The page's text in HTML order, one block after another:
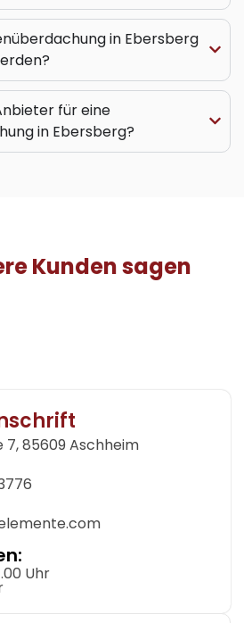
in Ebersberg
für eine
in Ebersberg?
Kunden sagen
85609 Aschheim
Uhr